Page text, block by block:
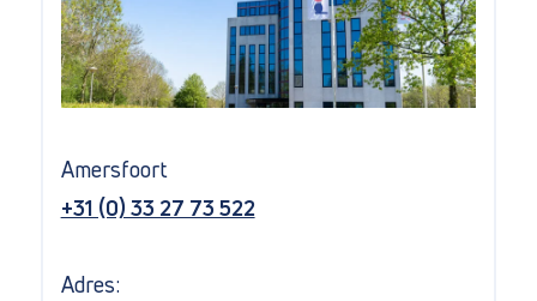
Amersfoort
+31 (0) 33 27 73 522
Adres: